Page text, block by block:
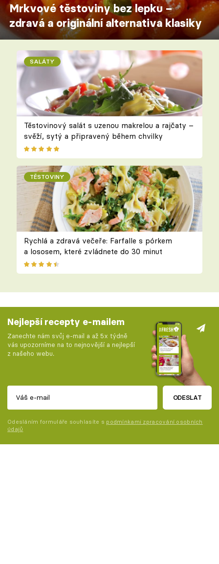
Mrkvové těstoviny bez lepku –
zdravá a originální alternativa klasiky
SALÁTY
Těstovinový salát s uzenou makrelou a rajčaty –
svěží, sytý a připravený během chvilky
TĚSTOVINY
Rychlá a zdravá večeře: Farfalle s pórkem
a lososem, které zvládnete do 30 minut
Nejlepší recepty e-mailem
Zanechte nám svůj e-mail a až 5x týdně
vás upozorníme na to nejnovější a nejlepší
z našeho webu.
ODESLAT
Odesláním formuláře souhlasíte s podmínkami zpracování osobních
údajů